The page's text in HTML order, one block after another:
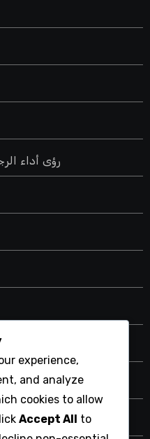
رؤى أداء
مقاييس أداء
experience,
and analyze
cookies to allow
Accept All to